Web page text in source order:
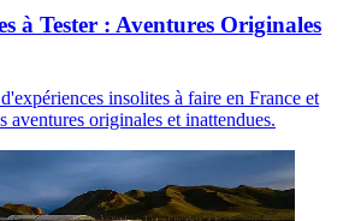
à Tester : Aventures Originales
insolites à faire en France et
aventures originales et inattendues.